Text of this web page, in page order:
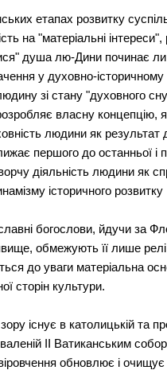
етапах розвитку
на "матеріальні
душа лю-Дини починає
у духовно-
зі стану "духовного
власну концепцію,
людини як
першого до останньої і
діяльність людини як
історичного розвитку
богослови, йдучи за
обмежують її лише
до уваги матеріальна
сторін культури.
існує в католицькій та
II Ватиканським
обновлює і